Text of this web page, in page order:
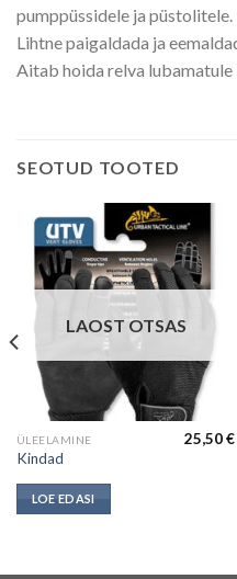
pumppüssidele ja püstolitele.
Lihtne paigaldada ja
Aitab hoida relva lubamatule
SEOTUD TOOTED
LAOST OTSAS
ÜLEELAMINE
Kindad
25,50€
LOE EDASI